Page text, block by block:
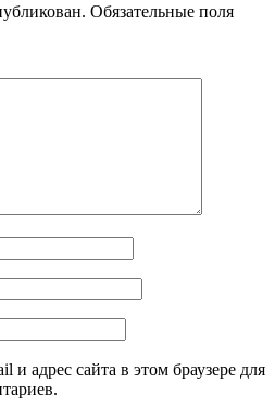
Обязательные поля
и адрес сайта в этом браузере для